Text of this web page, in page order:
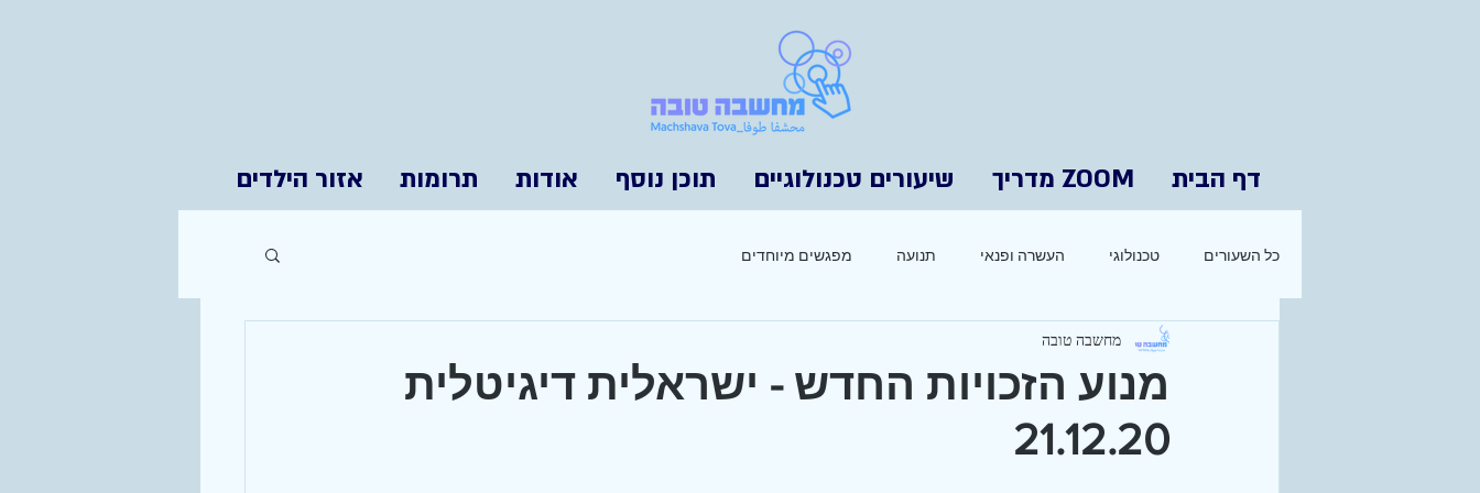
דף הבית ZOOM מדריך שיעורים טכנולוגיים תוכן נוסף אודות תרומות אזור הילדים
כל השעורים טכנולוגי העשרה ופנאי תנועה מפגשים מיוחדים
מנוע הזכויות החדש - ישראלית דיגיטלית
21.12.20
מחשבה טובה